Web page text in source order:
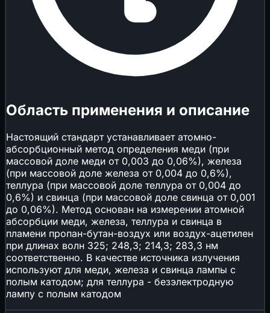
Область применения и описание
Настоящий стандарт устанавливает атомно-
абсорбционный метод определения меди (при
массовой доле меди от 0,003 до 0,06%), железа
(при массовой доле железа от 0,004 до 0,6%),
теллура (при массовой доле теллура от 0,004 до
0,6%) и свинца (при массовой доле свинца от 0,001
до 0,06%). Метод основан на измерении атомной
абсорбции меди, железа, теллура и свинца в
пламени пропан-бутан-воздух или воздух-ацетилен
при длинах волн 325; 248,3; 214,3; 283,3 нм
соответственно. В качестве источника излучения
используют для меди, железа и свинца лампы с
полым катодом; для теллура - безэлектродную
лампу с полым катодом